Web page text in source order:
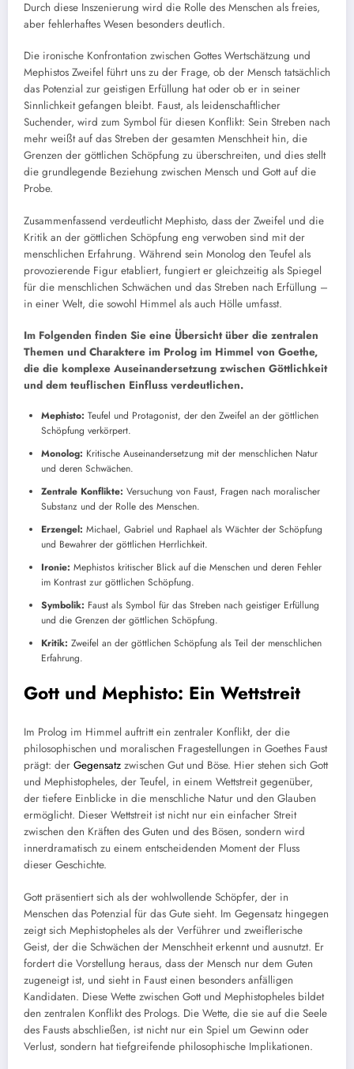
Durch diese Inszenierung wird die Rolle des Menschen als freies,
aber fehlerhaftes Wesen besonders deutlich.
Die ironische Konfrontation zwischen Gottes Wertschätzung und
Mephistos Zweifel führt uns zu der Frage, ob der Mensch tatsächlich
das Potenzial zur geistigen Erfüllung hat oder ob er in seiner
Sinnlichkeit gefangen bleibt. Faust, als leidenschaftlicher
Suchender, wird zum Symbol für diesen Konflikt: Sein Streben nach
mehr weißt auf das Streben der gesamten Menschheit hin, die
Grenzen der göttlichen Schöpfung zu überschreiten, und dies stellt
die grundlegende Beziehung zwischen Mensch und Gott auf die
Probe.
Zusammenfassend verdeutlicht Mephisto, dass der Zweifel und die
Kritik an der göttlichen Schöpfung eng verwoben sind mit der
menschlichen Erfahrung. Während sein Monolog den Teufel als
provozierende Figur etabliert, fungiert er gleichzeitig als Spiegel
für die menschlichen Schwächen und das Streben nach Erfüllung –
in einer Welt, die sowohl Himmel als auch Hölle umfasst.
Im Folgenden finden Sie eine Übersicht über die zentralen
Themen und Charaktere im Prolog im Himmel von Goethe,
die die komplexe Auseinandersetzung zwischen Göttlichkeit
und dem teuflischen Einfluss verdeutlichen.
Mephisto: Teufel und Protagonist, der den Zweifel an der göttlichen
Schöpfung verkörpert.
Monolog: Kritische Auseinandersetzung mit der menschlichen Natur
und deren Schwächen.
Zentrale Konflikte: Versuchung von Faust, Fragen nach moralischer
Substanz und der Rolle des Menschen.
Erzengel: Michael, Gabriel und Raphael als Wächter der Schöpfung
und Bewahrer der göttlichen Herrlichkeit.
Ironie: Mephistos kritischer Blick auf die Menschen und deren Fehler
im Kontrast zur göttlichen Schöpfung.
Symbolik: Faust als Symbol für das Streben nach geistiger Erfüllung
und die Grenzen der göttlichen Schöpfung.
Kritik: Zweifel an der göttlichen Schöpfung als Teil der menschlichen
Erfahrung.
Gott und Mephisto: Ein Wettstreit
Im Prolog im Himmel auftritt ein zentraler Konflikt, der die
philosophischen und moralischen Fragestellungen in Goethes Faust
prägt: der Gegensatz zwischen Gut und Böse. Hier stehen sich Gott
und Mephistopheles, der Teufel, in einem Wettstreit gegenüber,
der tiefere Einblicke in die menschliche Natur und den Glauben
ermöglicht. Dieser Wettstreit ist nicht nur ein einfacher Streit
zwischen den Kräften des Guten und des Bösen, sondern wird
innerdramatisch zu einem entscheidenden Moment der Fluss
dieser Geschichte.
Gott präsentiert sich als der wohlwollende Schöpfer, der in
Menschen das Potenzial für das Gute sieht. Im Gegensatz hingegen
zeigt sich Mephistopheles als der Verführer und zweiflerische
Geist, der die Schwächen der Menschheit erkennt und ausnutzt. Er
fordert die Vorstellung heraus, dass der Mensch nur dem Guten
zugeneigt ist, und sieht in Faust einen besonders anfälligen
Kandidaten. Diese Wette zwischen Gott und Mephistopheles bildet
den zentralen Konflikt des Prologs. Die Wette, die sie auf die Seele
des Fausts abschließen, ist nicht nur ein Spiel um Gewinn oder
Verlust, sondern hat tiefgreifende philosophische Implikationen.